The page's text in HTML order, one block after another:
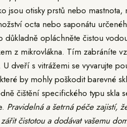
jsou otisky prstů nebo mastnota,
octa nebo saponátu
důkladně opláchněte čistou
z mikrovlákna. Tím zabráníte
dveří s vitrážemi se vyvarujte
by mohly poškodit barevné
čištění specifického typu skla
Pravidelná a šetrná péče zajistí,
čistotou a dodávat vašemu